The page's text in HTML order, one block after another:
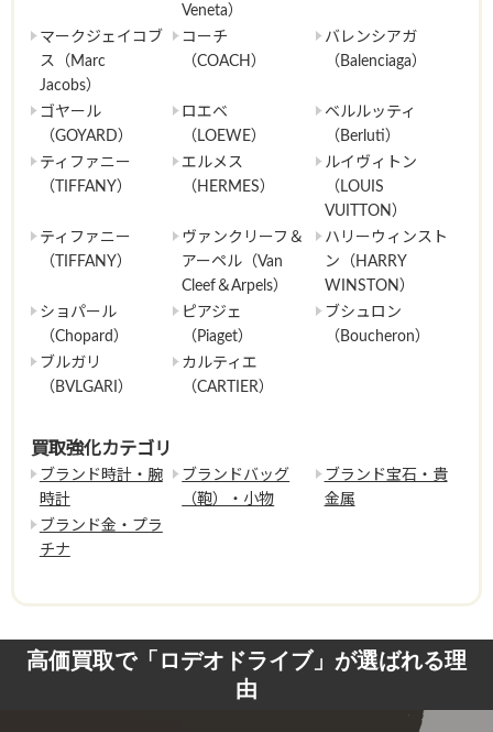
Veneta）
マークジェイコブ
ス（Marc
Jacobs）
コーチ
（COACH）
バレンシアガ
（Balenciaga）
ゴヤール
（GOYARD）
ロエベ
（LOEWE）
ベルルッティ
（Berluti）
ティファニー
（TIFFANY）
エルメス
（HERMES）
ルイヴィトン
（LOUIS
VUITTON）
ティファニー
（TIFFANY）
ヴァンクリーフ＆
アーペル（Van
Cleef＆Arpels）
ハリーウィンスト
ン（HARRY
WINSTON）
ショパール
（Chopard）
ピアジェ
（Piaget）
ブシュロン
（Boucheron）
ブルガリ
（BVLGARI）
カルティエ
（CARTIER）
買取強化カテゴリ
ブランド時計・腕
時計
ブランドバッグ
（鞄）・小物
ブランド宝石・貴
金属
ブランド金・プラ
チナ
高価買取で「ロデオドライブ」が選ばれる理
由